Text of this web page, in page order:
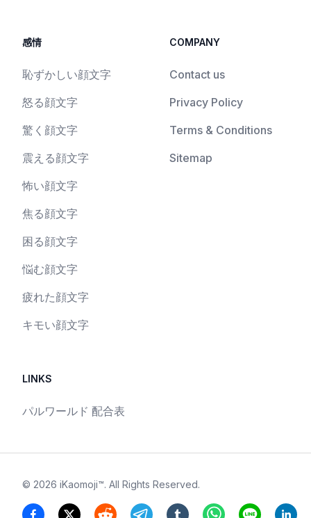
感情
恥ずかしい顔文字
怒る顔文字
驚く顔文字
震える顔文字
怖い顔文字
焦る顔文字
困る顔文字
悩む顔文字
疲れた顔文字
キモい顔文字
COMPANY
Contact us
Privacy Policy
Terms & Conditions
Sitemap
LINKS
パルワールド 配合表
© 2026 iKaomoji™. All Rights Reserved.